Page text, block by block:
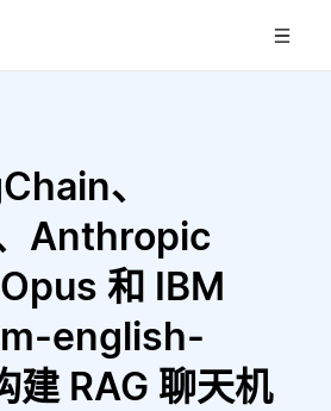
、
Anthropic
和 IBM
english-
RAG 聊天机